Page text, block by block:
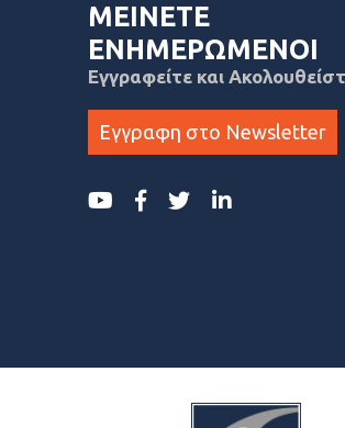
ΜΕΙΝΕΤΕ
ΕΝΗΜΕΡΩΜΕΝΟΙ
Εγγραφείτε και
Εγγραφη στο Newsletter